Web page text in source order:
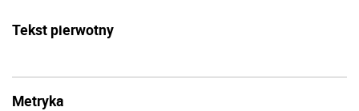
Tekst pierwotny
Metryka